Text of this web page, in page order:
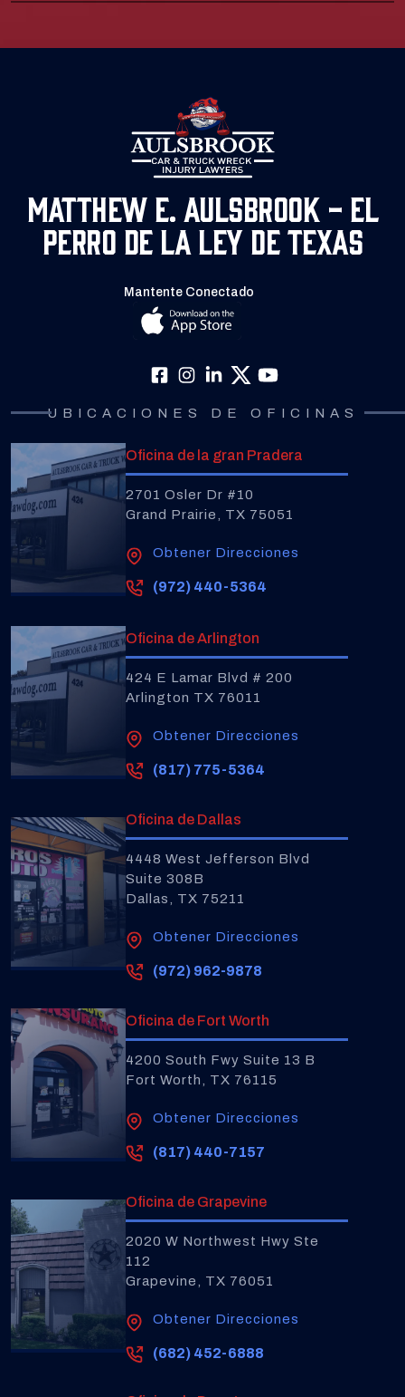
Matthew E. Aulsbrook - El
Perro de la Ley de Texas
Mantente Conectado
UBICACIONES DE OFICINAS
Oficina de la gran Pradera
2701 Osler Dr #10
Grand Prairie, TX 75051
Obtener Direcciones
(972) 440-5364
Oficina de Arlington
424 E Lamar Blvd # 200
Arlington TX 76011
Obtener Direcciones
(817) 775-5364
Oficina de Dallas
4448 West Jefferson Blvd
Suite 308B
Dallas, TX 75211
Obtener Direcciones
(972) 962-9878
Oficina de Fort Worth
4200 South Fwy Suite 13 B
Fort Worth, TX 76115
Obtener Direcciones
(817) 440-7157
Oficina de Grapevine
2020 W Northwest Hwy Ste
112
Grapevine, TX 76051
Obtener Direcciones
(682) 452-6888